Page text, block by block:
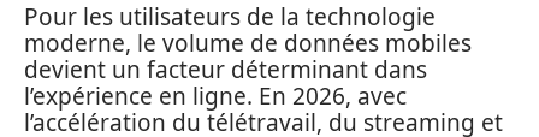
Pour les utilisateurs de la technologie
moderne, le volume de données mobiles
devient un facteur déterminant dans
l’expérience en ligne. En 2026, avec
l’accélération du télétravail, du streaming et